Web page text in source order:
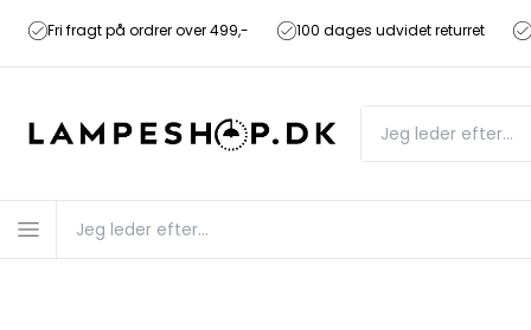
Fri fragt på ordrer over 499,- 100 dages udvidet returret